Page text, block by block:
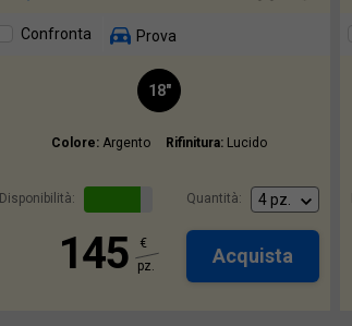
Confronta Prova
18"
Colore: Argento Rifinitura: Lucido
Disponibilità: Quantità:
145
€
pz.
Acquista